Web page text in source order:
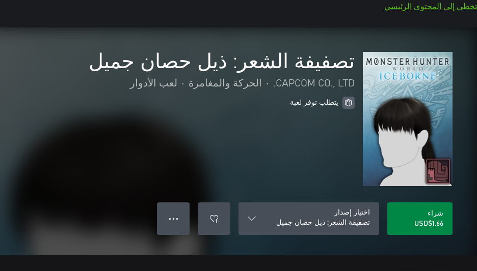
تخطي إلى المحتوى الرئيسي
تصفيفة الشعر: ذيل حصان جميل
CAPCOM CO., LTD.
• الحركة والمغامرة • لعب الأدوار
يتطلب توفر لعبة
شراء
USD$1.66
اختيار إصدار
تصفيفة الشعر: ذيل حصان جميل
● ● ●